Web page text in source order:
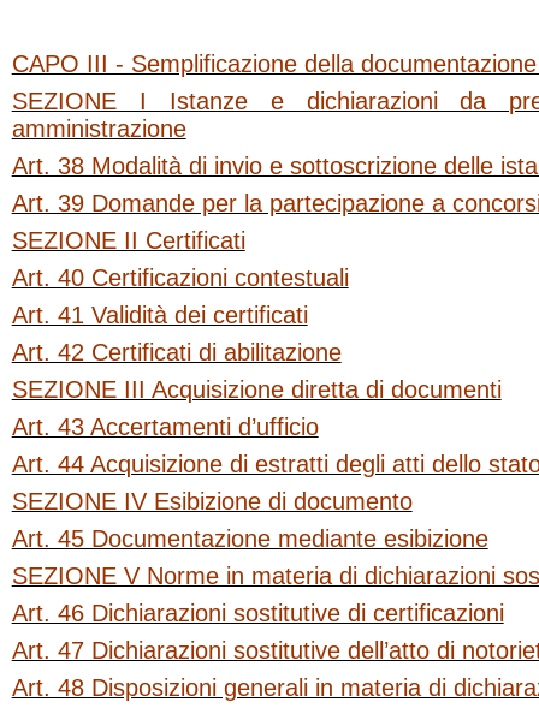
CAPO III - Semplificazione della
SEZIONE I Istanze e dichiarazioni da
amministrazione
Art. 38 Modalità di invio e sottoscrizione delle
Art. 39 Domande per la partecipazione a
SEZIONE II Certificati
Art. 40 Certificazioni contestuali
Art. 41 Validità dei certificati
Art. 42 Certificati di abilitazione
SEZIONE III Acquisizione diretta di documenti
Art. 43 Accertamenti d’ufficio
Art. 44 Acquisizione di estratti degli atti dello
SEZIONE IV Esibizione di documento
Art. 45 Documentazione mediante esibizione
SEZIONE V Norme in materia di dichiarazioni
Art. 46 Dichiarazioni sostitutive di certificazioni
Art. 47 Dichiarazioni sostitutive dell’atto di
Art. 48 Disposizioni generali in materia di